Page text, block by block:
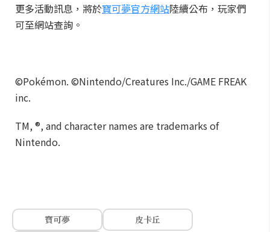
更多活動訊息，將於寶可夢官方網站陸續公布，玩家們
可至網站查詢。
©Pokémon. ©Nintendo/Creatures Inc./GAME FREAK
inc.
TM, ®, and character names are trademarks of
Nintendo.
寶可夢
皮卡丘